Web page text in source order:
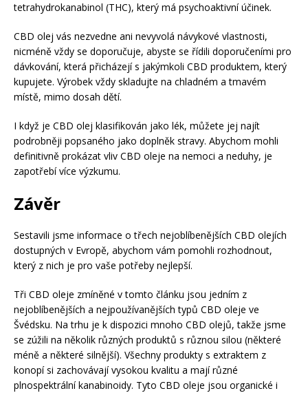
tetrahydrokanabinol (THC), který má psychoaktivní účinek.
CBD olej vás nezvedne ani nevyvolá návykové vlastnosti,
nicméně vždy se doporučuje, abyste se řídili doporučeními pro
dávkování, která přicházejí s jakýmkoli CBD produktem, který
kupujete. Výrobek vždy skladujte na chladném a tmavém
místě, mimo dosah dětí.
I když je CBD olej klasifikován jako lék, můžete jej najít
podrobněji popsaného jako doplněk stravy. Abychom mohli
definitivně prokázat vliv CBD oleje na nemoci a neduhy, je
zapotřebí více výzkumu.
Závěr
Sestavili jsme informace o třech nejoblíbenějších CBD olejích
dostupných v Evropě, abychom vám pomohli rozhodnout,
který z nich je pro vaše potřeby nejlepší.
Tři CBD oleje zmíněné v tomto článku jsou jedním z
nejoblíbenějších a nejpoužívanějších typů CBD oleje ve
Švédsku. Na trhu je k dispozici mnoho CBD olejů, takže jsme
se zúžili na několik různých produktů s různou silou (některé
méně a některé silnější). Všechny produkty s extraktem z
konopí si zachovávají vysokou kvalitu a mají různé
plnospektrální kanabinoidy. Tyto CBD oleje jsou organické i